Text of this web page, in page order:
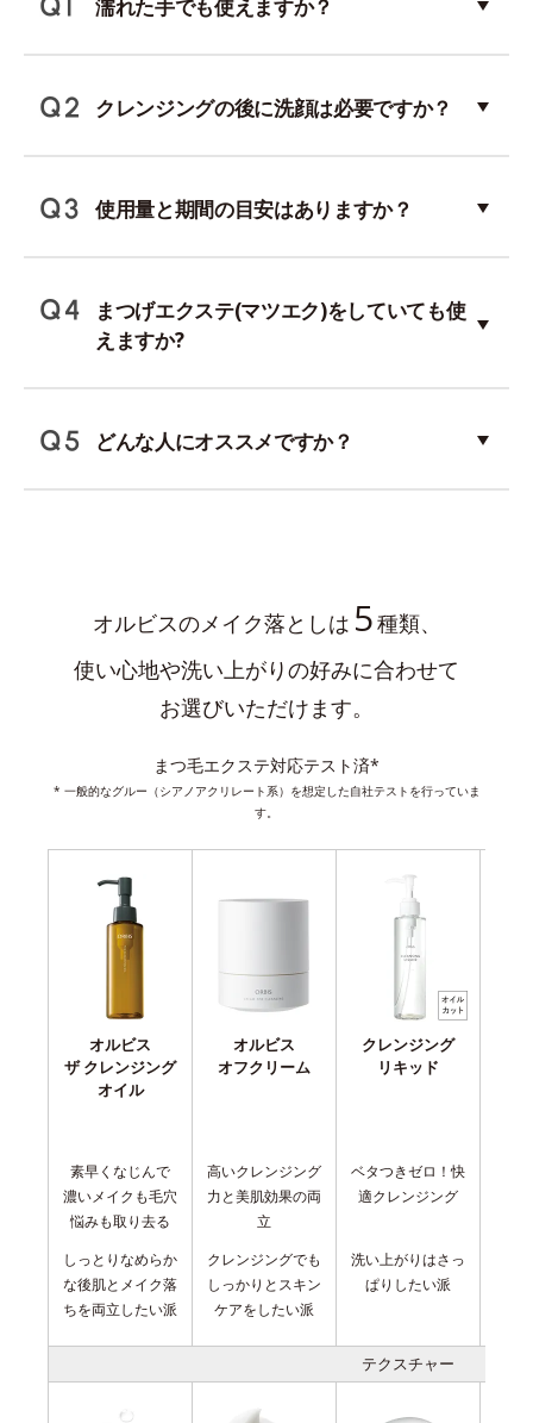
濡れた手でも使えますか？
クレンジングの後に洗顔は必要ですか？
使用量と期間の目安はありますか？
まつげエクステ(マツエク)をしていても使
えますか?
どんな人にオススメですか？
オルビスのメイク落としは 5種類、
使い心地や洗い上がりの好みに合わせて
お選びいただけます。
まつ毛エクステ対応テスト済*
* 一般的なグルー（シアノアクリレート系）を想定した自社テストを行っていま
す。
オルビス
ザ クレンジング
オイル
素早くなじんで
濃いメイクも毛穴
悩みも取り去る
しっとりなめらか
な後肌とメイク落
ちを両立したい派
オルビス
オフクリーム
高いクレンジング
力と美肌効果の両
立
クレンジングでも
しっかりとスキン
ケアをしたい派
クレンジング
リキッド
ベタつきゼロ！快
適クレンジング
洗い上がりはさっ
ぱりしたい派
テクスチャー